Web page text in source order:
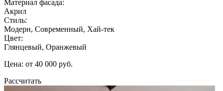
Материал фасада:
Акрил
Стиль:
Модерн, Современный, Хай-тек
Цвет:
Глянцевый, Оранжевый
Цена: от 40 000 руб.
Рассчитать